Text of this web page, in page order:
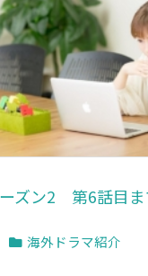
ズン2 第6話目ま
海外ドラマ紹介